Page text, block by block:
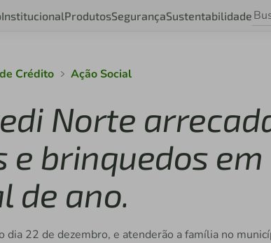
InstitucionalProdutosSegurançaSustentabilidade
Crédito Ação Social
Norte
e brinquedos em
de ano.
dia 22 de dezembro, e atenderão a família no